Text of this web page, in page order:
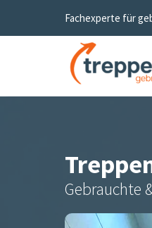
Fachexperte für
Gebrauchte